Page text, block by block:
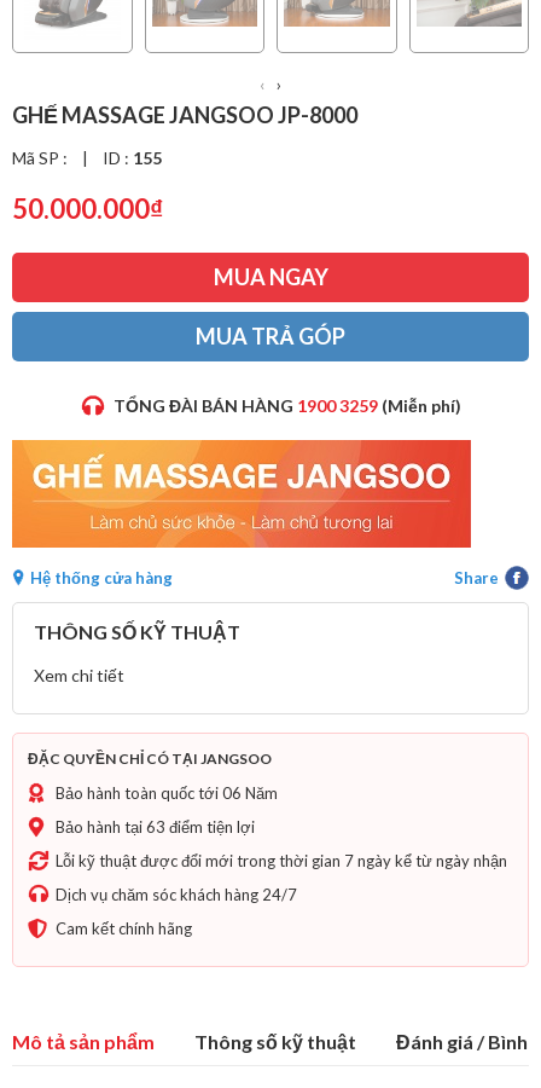
‹ ›
GHẾ MASSAGE JANGSOO JP-8000
Mã SP : | ID : 155
50.000.000₫
MUA NGAY
MUA TRẢ GÓP
TỔNG ĐÀI BÁN HÀNG 1900 3259 (Miễn phí)
Hệ thống cửa hàng Share
THÔNG SỐ KỸ THUẬT
Xem chi tiết
ĐẶC QUYỀN CHỈ CÓ TẠI JANGSOO
Bảo hành toàn quốc tới 06 Năm
Bảo hành tại 63 điểm tiện lợi
Lỗi kỹ thuật được đổi mới trong thời gian 7 ngày kể từ ngày nhận
Dịch vụ chăm sóc khách hàng 24/7
Cam kết chính hãng
Mô tả sản phẩm Thông số kỹ thuật Đánh giá / Bình